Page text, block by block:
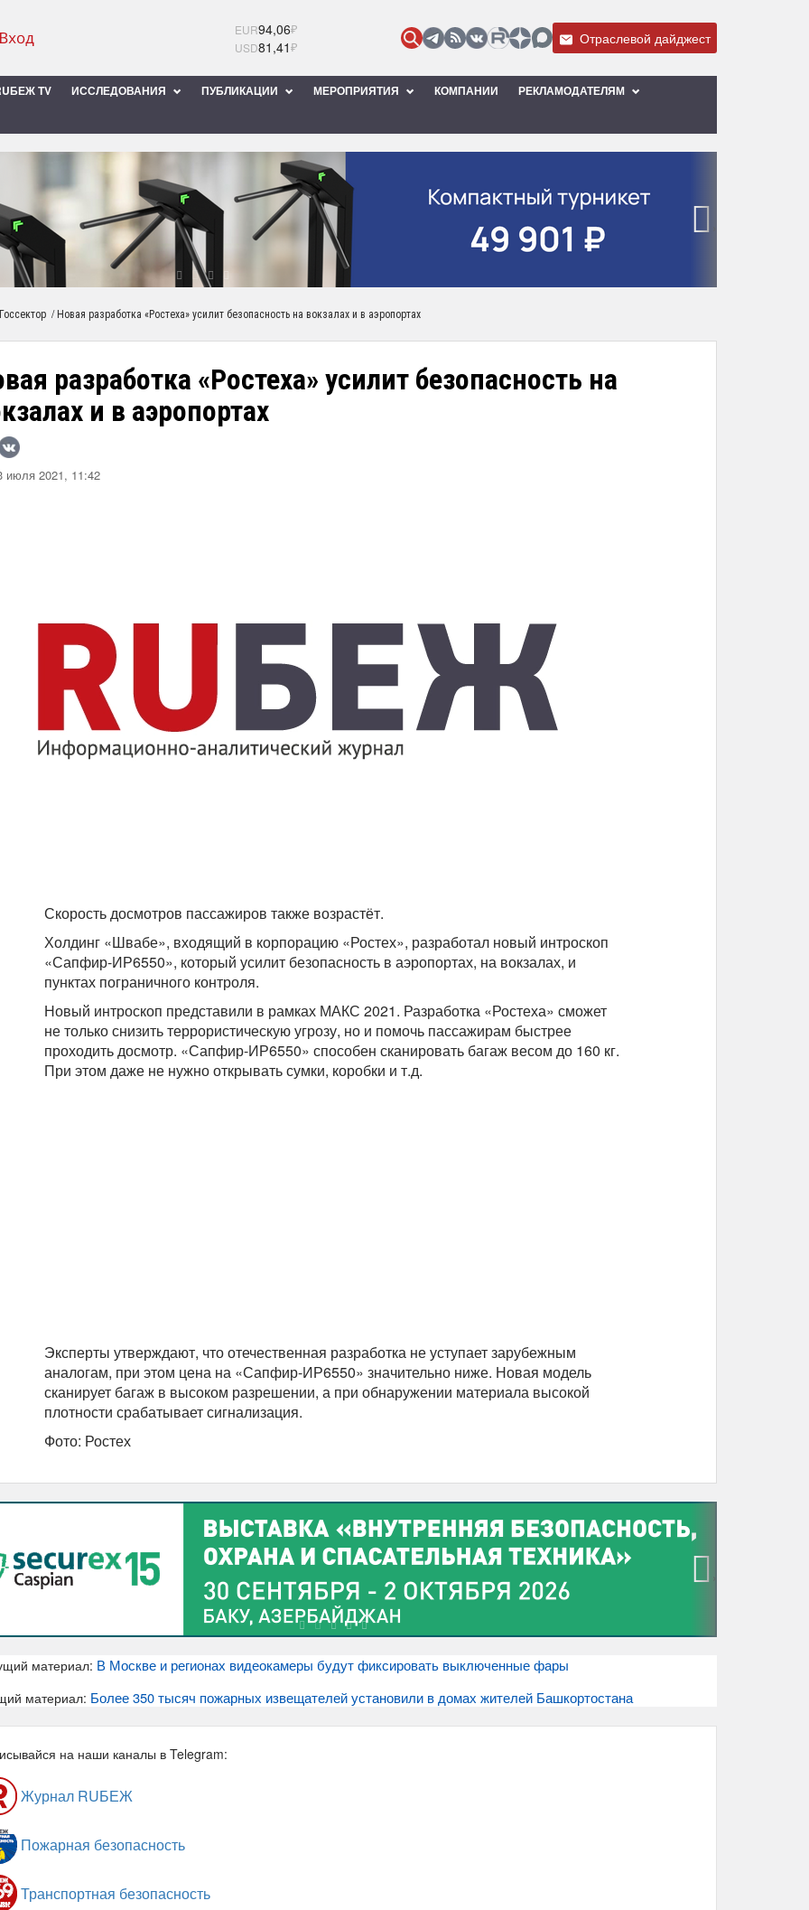
EUR94,06₽
USD81,41₽ Отраслевой дайджест
TV ИССЛЕДОВАНИЯ ПУБЛИКАЦИИ МЕРОПРИЯТИЯ КОМПАНИИ РЕКЛАМОДАТЕЛЯМ
Госсектор / Новая разработка «Ростеха» усилит безопасность на вокзалах и в аэропортах
разработка «Ростеха» усилит безопасность на
и в аэропортах
июля 2021, 11:42
Скорость досмотров пассажиров также возрастёт.
Холдинг «Швабе», входящий в корпорацию «Ростех», разработал новый интроскоп
«Сапфир-ИР6550», который усилит безопасность в аэропортах, на вокзалах, и
пунктах пограничного контроля.
Новый интроскоп представили в рамках МАКС 2021. Разработка «Ростеха» сможет
не только снизить террористическую угрозу, но и помочь пассажирам быстрее
проходить досмотр. «Сапфир-ИР6550» способен сканировать багаж весом до 160 кг.
При этом даже не нужно открывать сумки, коробки и т.д.
Эксперты утверждают, что отечественная разработка не уступает зарубежным
аналогам, при этом цена на «Сапфир-ИР6550» значительно ниже. Новая модель
сканирует багаж в высоком разрешении, а при обнаружении материала высокой
плотности срабатывает сигнализация.
Фото: Ростех
›
материал: В Москве и регионах видеокамеры будут фиксировать выключенные фары
материал: Более 350 тысяч пожарных извещателей установили в домах жителей Башкортостана
на наши каналы в Telegram:
Журнал RUБЕЖ
Пожарная безопасность
Транспортная безопасность